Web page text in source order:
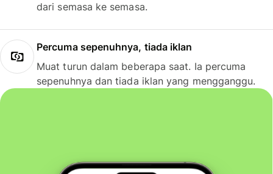
dari semasa ke semasa.
Percuma sepenuhnya, tiada iklan
Muat turun dalam beberapa saat. Ia percuma
sepenuhnya dan tiada iklan yang mengganggu.